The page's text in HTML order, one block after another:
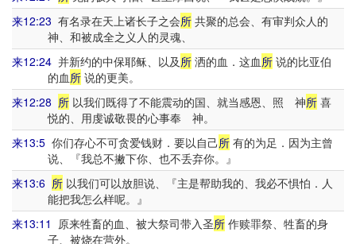
来12:23 有名录在天上诸长子之会所 共聚的总会、有审判众人的
神、和被成全之义人的灵魂、
来12:24 并新约的中保耶稣、以及所 洒的血．这血所 说的比亚伯
的血所说的更美。
来12:28 所 以我们既得了不能震动的国、就当感恩、照 神所 喜
悦的、用虔诚敬畏的心事奉 神。
来13:5 你们存心不可贪爱钱财．要以自己所 有的为足．因为主曾
说、『我总不撇下你、也不丢弃你。』
来13:6 所 以我们可以放胆说、『主是帮助我的、我必不惧怕．人
能把我怎么样呢。』
来13:11 原来牲畜的血、被大祭司带入圣所 作赎罪祭、牲畜的身
子、被烧在营外。